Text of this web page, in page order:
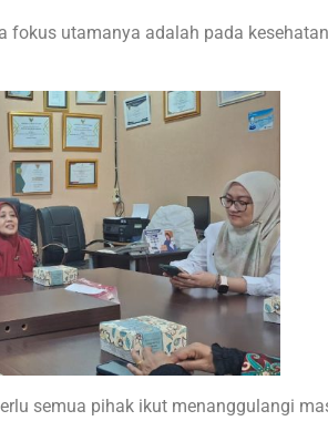
fokus utamanya adalah pada
semua pihak ikut menanggulangi